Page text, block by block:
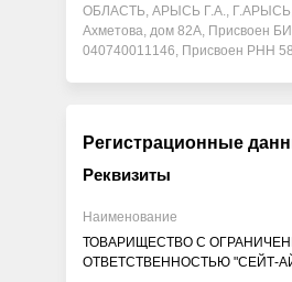
ОБЛАСТЬ, АРЫСЬ Г.А., Г.АРЫСЬ,
Ахметова, дом 82А, Присвоен БИН (ИНН)
040740011146,
Регистрационные
Реквизиты
Наименование
ТОВАРИЩЕСТВО С
ОТВЕТСТВЕННОСТЬЮ "СЕЙТ-